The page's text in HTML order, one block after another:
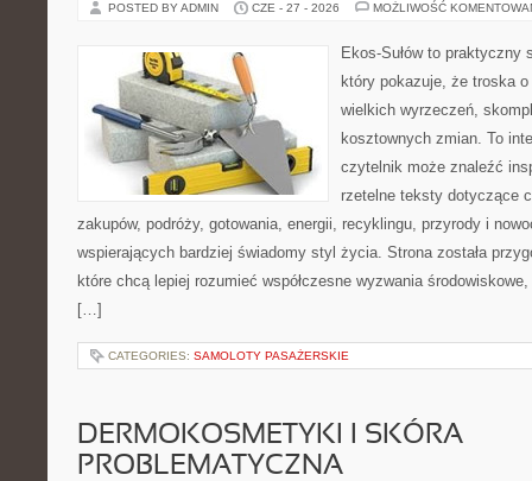
POSTED BY ADMIN CZE - 27 - 2026 MOŻLIWOŚĆ
Ekos-Sułów to praktyczny
który pokazuje, że troska
wielkich wyrzeczeń,
kosztownych zmian. To
czytelnik może znaleźć
rzetelne teksty dotyczące
zakupów, podróży, gotowania, energii, recyklingu, przyrody i
wspierających bardziej świadomy styl życia. Strona została
które chcą lepiej rozumieć współczesne wyzwania
[…]
CATEGORIES: SAMOLOTY PASAŻERSKIE
DERMOKOSMETYKI I SKÓRA
PROBLEMATYCZNA